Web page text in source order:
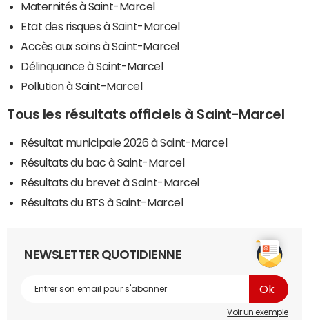
Maternités à Saint-Marcel
Etat des risques à Saint-Marcel
Accès aux soins à Saint-Marcel
Délinquance à Saint-Marcel
Pollution à Saint-Marcel
Tous les résultats officiels à Saint-Marcel
Résultat municipale 2026 à Saint-Marcel
Résultats du bac à Saint-Marcel
Résultats du brevet à Saint-Marcel
Résultats du BTS à Saint-Marcel
NEWSLETTER QUOTIDIENNE
Voir un exemple